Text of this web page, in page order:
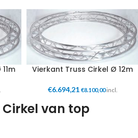
Vierkant Truss Cirkel Ø 12m
€6.694,21 €8.100,00incl.
van top